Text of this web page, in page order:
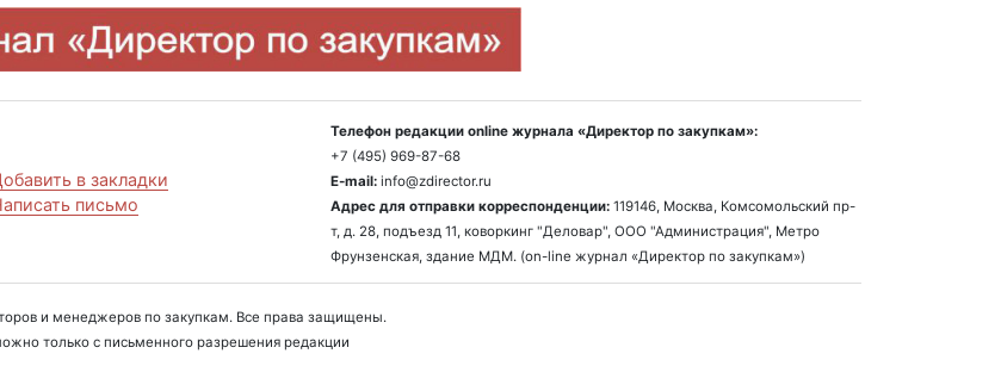
в закладки
письмо
Телефон редакции online журнала «Директор по закупкам»:
+7 (495) 969-87-68
E-mail: info@zdirector.ru
Адрес для отправки корреспонденции: 119146, Москва, Комсомольский пр-
т, д. 28, подъезд 11, коворкинг "Деловар", ООО "Администрация", Метро
Фрунзенская, здание МДМ. (on-line журнал «Директор по закупкам»)
и менеджеров по закупкам. Все права защищены.
только с письменного разрешения редакции